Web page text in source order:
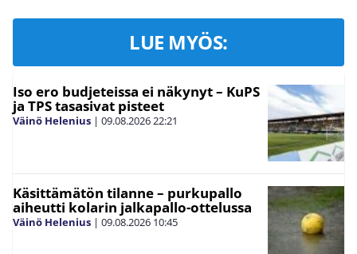
LUE MYÖS:
Iso ero budjeteissa ei näkynyt – KuPS
ja TPS tasasivat pisteet
Väinö Helenius | 09.08.202622:21
Käsittämätön tilanne – purkupallo
aiheutti kolarin jalkapallo-ottelussa
Väinö Helenius | 09.08.2026 10:45